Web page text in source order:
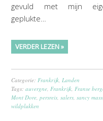
gevuld met mijn
geplukte…
VERDER LEZEN »
Categorie: Frankrijk Landen
Tags:auvergne Frankrijk Franse
Mont Dore ,persreis ,salers ,sancy
wildplukken